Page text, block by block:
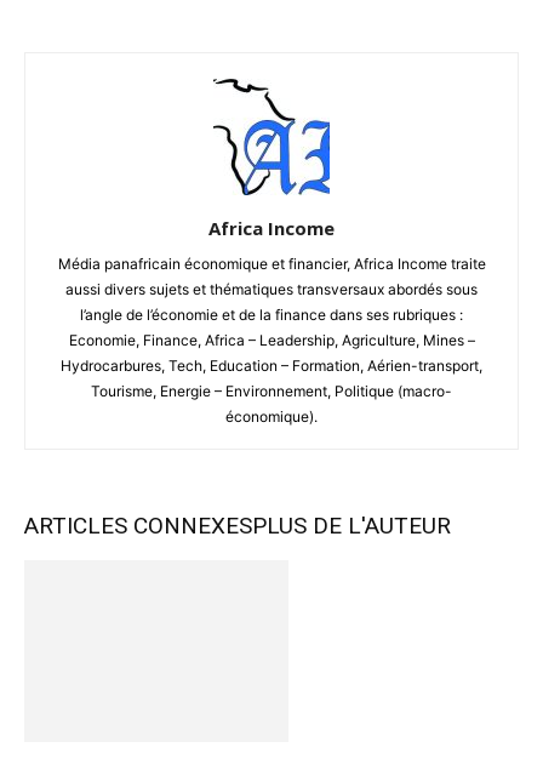
Africa Income
Média panafricain économique et financier, Africa Income traite
aussi divers sujets et thématiques transversaux abordés sous
l’angle de l’économie et de la finance dans ses rubriques :
Economie, Finance, Africa – Leadership, Agriculture, Mines –
Hydrocarbures, Tech, Education – Formation, Aérien-transport,
Tourisme, Energie – Environnement, Politique (macro-
économique).
ARTICLES CONNEXESPLUS DE L'AUTEUR